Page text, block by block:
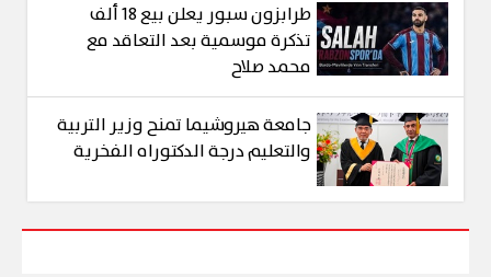
طرابزون سبور يعلن بيع 18 ألف
تذكرة موسمية بعد التعاقد مع
محمد صلاح
جامعة هيروشيما تمنح وزير التربية
والتعليم درجة الدكتوراه الفخرية